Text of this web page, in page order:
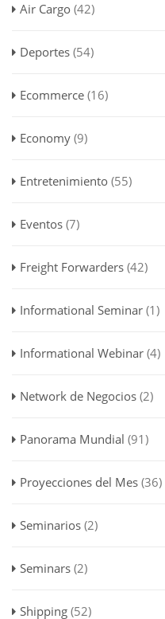
Air Cargo (42)
Deportes (54)
Ecommerce (16)
Economy (9)
Entretenimiento (55)
Eventos (7)
Freight Forwarders (42)
Informational Seminar (1)
Informational Webinar (4)
Network de Negocios (2)
Panorama Mundial (91)
Proyecciones del Mes (36)
Seminarios (2)
Seminars (2)
Shipping (52)